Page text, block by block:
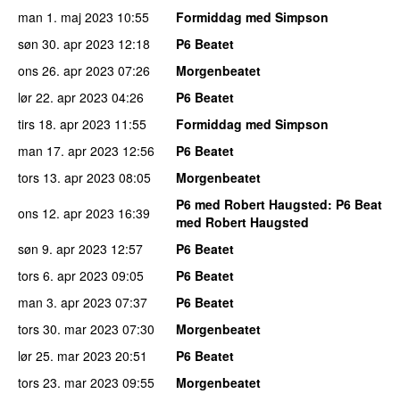
man 1. maj 2023 10:55
Formiddag med Simpson
søn 30. apr 2023 12:18
P6 Beatet
ons 26. apr 2023 07:26
Morgenbeatet
lør 22. apr 2023 04:26
P6 Beatet
tirs 18. apr 2023 11:55
Formiddag med Simpson
man 17. apr 2023 12:56
P6 Beatet
tors 13. apr 2023 08:05
Morgenbeatet
ons 12. apr 2023 16:39 P6 med Robert Haugsted: P6 Beat
med Robert Haugsted
søn 9. apr 2023 12:57
P6 Beatet
tors 6. apr 2023 09:05
P6 Beatet
man 3. apr 2023 07:37
P6 Beatet
tors 30. mar 2023 07:30
Morgenbeatet
lør 25. mar 2023 20:51
P6 Beatet
tors 23. mar 2023 09:55
Morgenbeatet